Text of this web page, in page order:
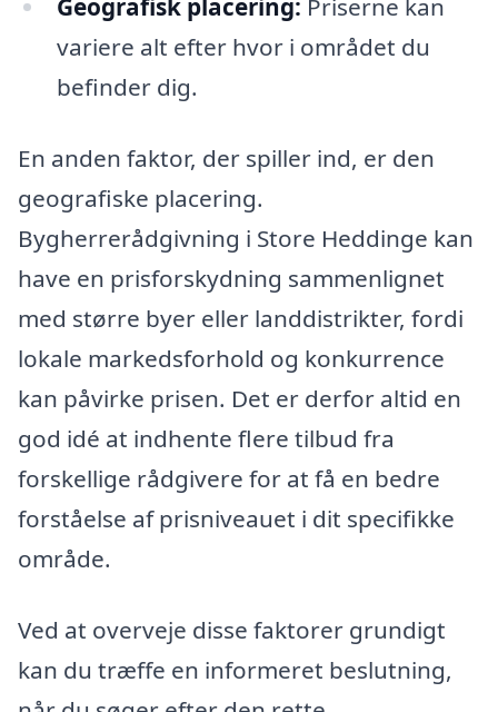
Geografisk placering: Priserne kan
variere alt efter hvor i området du
befinder dig.
En anden faktor, der spiller ind, er den
geografiske placering.
Bygherrerådgivning i Store Heddinge kan
have en prisforskydning sammenlignet
med større byer eller landdistrikter, fordi
lokale markedsforhold og konkurrence
kan påvirke prisen. Det er derfor altid en
god idé at indhente flere tilbud fra
forskellige rådgivere for at få en bedre
forståelse af prisniveauet i dit specifikke
område.
Ved at overveje disse faktorer grundigt
kan du træffe en informeret beslutning,